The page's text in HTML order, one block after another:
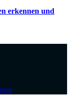
erkennen und